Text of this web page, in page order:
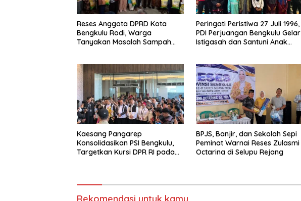
Reses Anggota DPRD Kota
Bengkulu Rodi, Warga
Tanyakan Masalah Sampah
Peringati Peristiwa 27 Juli 1996,
PDI Perjuangan Bengkulu Gelar
Istigasah dan Santuni Anak
Kaesang Pangarep
Konsolidasikan PSI Bengkulu,
Targetkan Kursi DPR RI pada
BPJS, Banjir, dan Sekolah Sepi
Peminat Warnai Reses Zulasmi
Octarina di Selupu Rejang
Rekomendasi untuk kamu